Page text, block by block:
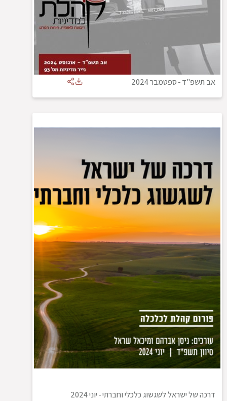
אב תשפ"ד-ספטמבר 2024
דרכה של ישראל לשגשוג כלכלי וחברתי-יוני 2024